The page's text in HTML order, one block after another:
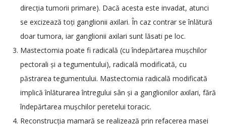
direcția tumorii primare). Dacă acesta este invadat, atunci
se excizează toți ganglionii axilari. În caz contrar se înlătură
doar tumora, iar ganglionii axilari sunt lăsati pe loc.
Mastectomia poate fi radicală (cu îndepărtarea mușchilor
pectorali și a tegumentului), radicală modificată, cu
păstrarea tegumentului. Mastectomia radicală modificată
implică înlăturarea întregului sân și a ganglionilor axilari, fără
îndepărtarea mușchilor peretelui toracic.
Reconstrucția mamară se realizează prin refacerea masei